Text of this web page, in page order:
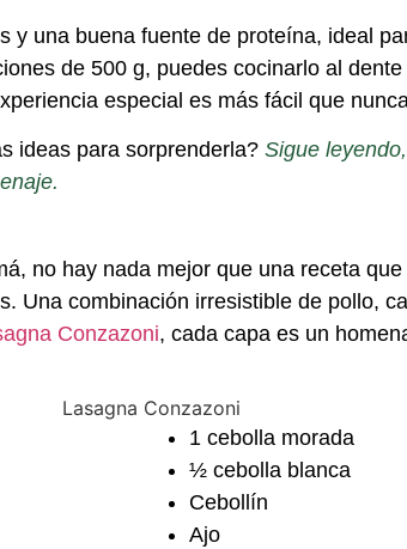
una buena fuente de proteína, ideal
de 500 g, puedes cocinarlo al
especial es más fácil que
ideas para sorprenderla? Sigue
, no hay nada mejor que una receta
. Una combinación irresistible de pollo,
Conzazoni, cada capa es un
1 cebolla morada
½ cebolla blanca
Cebollín
Ajo